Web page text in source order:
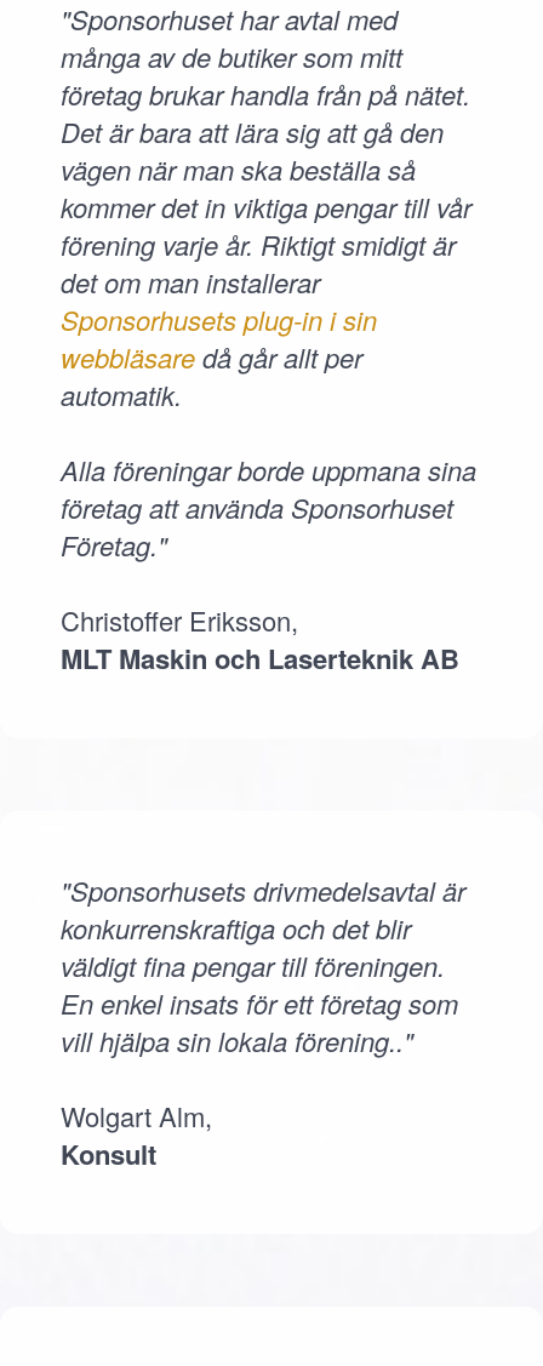
"Sponsorhuset har avtal med
många av de butiker som mitt
företag brukar handla från på nätet.
Det är bara att lära sig att gå den
vägen när man ska beställa så
kommer det in viktiga pengar till vår
förening varje år. Riktigt smidigt är
det om man installerar
Sponsorhusets plug-in i sin
webbläsaredå går allt per
automatik.
Alla föreningar borde uppmana sina
företag att använda Sponsorhuset
Företag."
Christoffer Eriksson,
MLT Maskin och Laserteknik AB
"Sponsorhusets drivmedelsavtal är
konkurrenskraftiga och det blir
väldigt fina pengar till föreningen.
En enkel insats för ett företag som
vill hjälpa sin lokala förening.."
Wolgart Alm,
Konsult